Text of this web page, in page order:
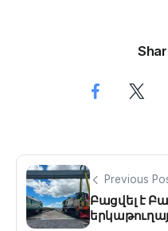
Previous
Բացվել է